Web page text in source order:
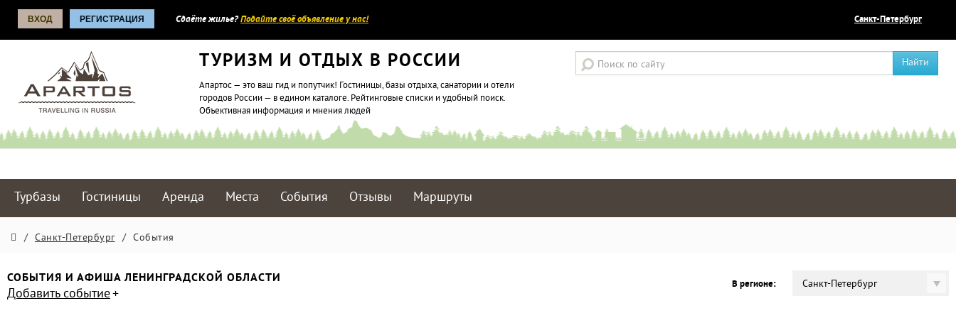
ВХОД РЕГИСТРАЦИЯ Сдаёте жилье?Подайте своё объявление у нас! Санкт-Петербург
ТУРИЗМ И ОТДЫХ В РОССИИ
Апартос — это ваш гид и попутчик! Гостиницы, базы отдыха, санатории и отели
городов России — в едином каталоге. Рейтинговые списки и удобный поиск.
Объективная информация и мнения людей
Найти
Турбазы Гостиницы Аренда Места События Отзывы Маршруты
/ Санкт-Петербург / События
СОБЫТИЯ И АФИША ЛЕНИНГРАДСКОЙ ОБЛАСТИ
Добавить событие
В регионе: Санкт-Петербург